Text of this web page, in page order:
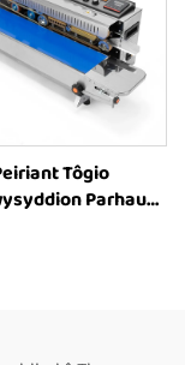
Tôgio
Parhaus
Papur